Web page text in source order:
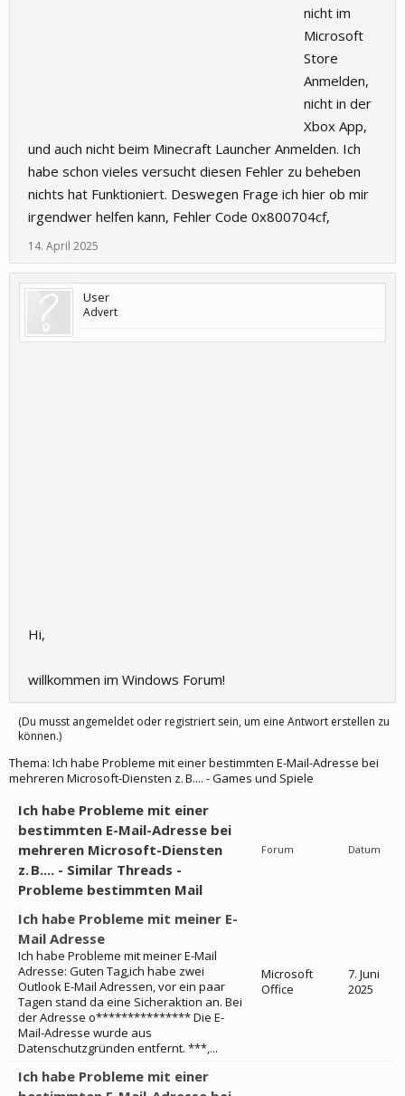
nicht im
Microsoft
Store
Anmelden,
nicht in der
Xbox App,
und auch nicht beim Minecraft Launcher Anmelden. Ich
habe schon vieles versucht diesen Fehler zu beheben
nichts hat Funktioniert. Deswegen Frage ich hier ob mir
irgendwer helfen kann, Fehler Code 0x800704cf,
14. April 2025
User
Advert
Hi,
willkommen im Windows Forum!
(Du musst angemeldet oder registriert sein, um eine Antwort erstellen zu
können.)
Thema: Ich habe Probleme mit einer bestimmten E-Mail-Adresse bei
mehreren Microsoft-Diensten z. B.... - Games und Spiele
Ich habe Probleme mit einer
bestimmten E-Mail-Adresse bei
mehreren Microsoft-Diensten
z. B.... - Similar Threads -
Probleme bestimmten Mail
Forum Datum
Ich habe Probleme mit meiner E-
Mail Adresse
Ich habe Probleme mit meiner E-Mail
Adresse: Guten Tag,ich habe zwei
Outlook E-Mail Adressen, vor ein paar
Tagen stand da eine Sicheraktion an. Bei
der Adresse o*************** Die E-
Mail-Adresse wurde aus
Datenschutzgründen entfernt. ***,...
Microsoft
Office
7. Juni
2025
Ich habe Probleme mit einer